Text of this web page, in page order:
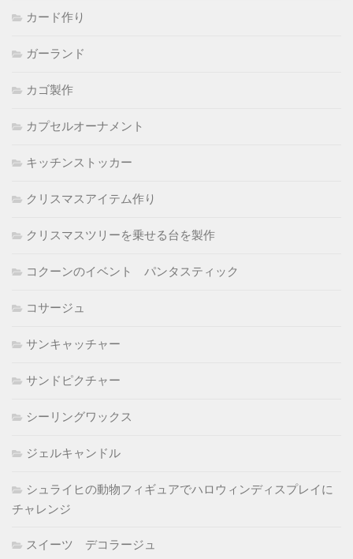
カード作り
ガーランド
カゴ製作
カプセルオーナメント
キッチンストッカー
クリスマスアイテム作り
クリスマスツリーを乗せる台を製作
コクーンのイベント パンタスティック
コサージュ
サンキャッチャー
サンドピクチャー
シーリングワックス
ジェルキャンドル
シュライヒの動物フィギュアでハロウィンディスプレイに
チャレンジ
スイーツ デコラージュ